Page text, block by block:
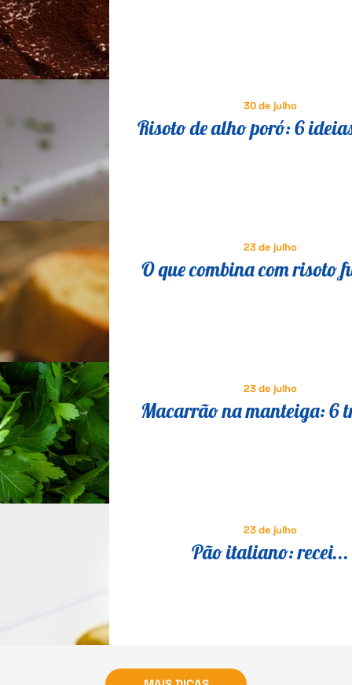
30 de julho
Risoto de alho poró: 6
23 de julho
O que combina com risoto
23 de julho
Macarrão na manteiga: 6
23 de julho
Pão italiano: recei...